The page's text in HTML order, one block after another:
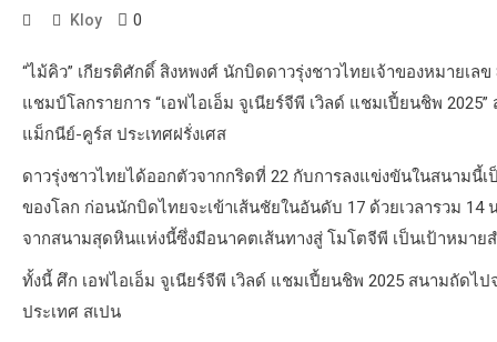
Kloy 0
“ไม้คิว” เกียรติศักดิ์ สิงหพงศ์ นักบิดดาวรุ่งชาวไทยเจ้าของหมายเ
แชมป์โลกรายการ “เอฟไอเอ็ม จูเนียร์จีพี เวิลด์ แชมเปี้ยนชิพ
แม็กนีย์-คูร์ส ประเทศฝรั่งเศส
ดาวรุ่งชาวไทยได้ออกตัวจากกริดที่ 22 กับการลงแข่งขันในสนามนี้
ของโลก ก่อนนักบิดไทยจะเข้าเส้นชัยในอันดับ 17 ด้วยเวลารวม
จากสนามสุดหินแห่งนี้ซึ่งมีอนาคตเส้นทางสู่ โมโตจีพี เป็นเป้าหมาย
ทั้งนี้ ศึก เอฟไอเอ็ม จูเนียร์จีพี เวิลด์ แชมเปี้ยนชิพ 2025 สนามถัด
ประเทศ สเปน